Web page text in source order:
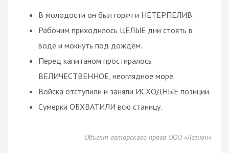
В молодости он был горяч и НЕТЕРПЕЛИВ.
Рабочим приходилось ЦЕЛЫЕ дни стоять в
воде и мокнуть под дождём.
Перед капитаном простиралось
ВЕЛИЧЕСТВЕННОЕ, неоглядное море.
Войска отступили и заняли ИСХОДНЫЕ позиции.
Сумерки ОБХВАТИЛИ всю станицу.
Объект авторского права ООО «Легион»